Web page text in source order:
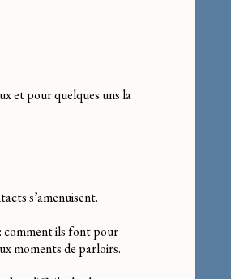
et pour quelques uns la
s’amenuisent.
comment ils font pour
moments de parloirs.